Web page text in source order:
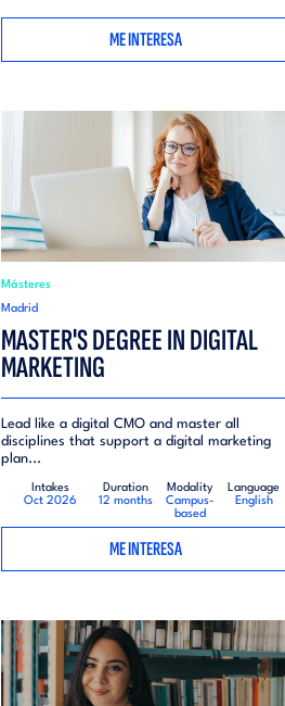
ME INTERESA
Másteres
Madrid
MASTER'S DEGREE IN DIGITAL
MARKETING​
Lead like a digital CMO and master all
disciplines that support a digital marketing
plan...
Intakes
Oct 2026
Duration
12 months
Modality
Campus-
based
Language
English
ME INTERESA